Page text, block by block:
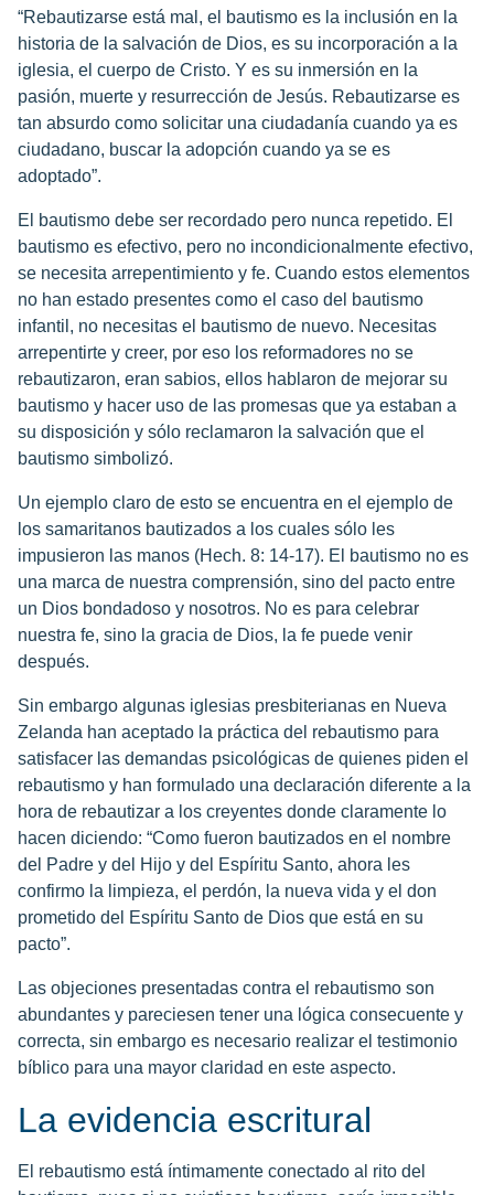
“Rebautizarse está mal, el bautismo es la inclusión en la
historia de la salvación de Dios, es su incorporación a la
iglesia, el cuerpo de Cristo. Y es su inmersión en la
pasión, muerte y resurrección de Jesús. Rebautizarse es
tan absurdo como solicitar una ciudadanía cuando ya es
ciudadano, buscar la adopción cuando ya se es
adoptado”.
El bautismo debe ser recordado pero nunca repetido. El
bautismo es efectivo, pero no incondicionalmente efectivo,
se necesita arrepentimiento y fe. Cuando estos elementos
no han estado presentes como el caso del bautismo
infantil, no necesitas el bautismo de nuevo. Necesitas
arrepentirte y creer, por eso los reformadores no se
rebautizaron, eran sabios, ellos hablaron de mejorar su
bautismo y hacer uso de las promesas que ya estaban a
su disposición y sólo reclamaron la salvación que el
bautismo simbolizó.
Un ejemplo claro de esto se encuentra en el ejemplo de
los samaritanos bautizados a los cuales sólo les
impusieron las manos (Hech. 8: 14-17). El bautismo no es
una marca de nuestra comprensión, sino del pacto entre
un Dios bondadoso y nosotros. No es para celebrar
nuestra fe, sino la gracia de Dios, la fe puede venir
después.
Sin embargo algunas iglesias presbiterianas en Nueva
Zelanda han aceptado la práctica del rebautismo para
satisfacer las demandas psicológicas de quienes piden el
rebautismo y han formulado una declaración diferente a la
hora de rebautizar a los creyentes donde claramente lo
hacen diciendo: “Como fueron bautizados en el nombre
del Padre y del Hijo y del Espíritu Santo, ahora les
confirmo la limpieza, el perdón, la nueva vida y el don
prometido del Espíritu Santo de Dios que está en su
pacto”.
Las objeciones presentadas contra el rebautismo son
abundantes y pareciesen tener una lógica consecuente y
correcta, sin embargo es necesario realizar el testimonio
bíblico para una mayor claridad en este aspecto.
La evidencia escritural
El rebautismo está íntimamente conectado al rito del